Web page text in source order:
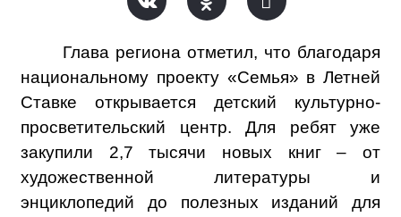
Глава региона отметил, что благодаря
национальному проекту «Семья» в Летней
Ставке открывается детский культурно-
просветительский центр. Для ребят уже
закупили 2,7 тысячи новых книг – от
художественной литературы и
энциклопедий до полезных изданий для